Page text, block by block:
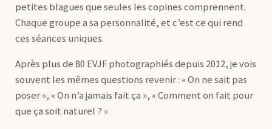
petites blagues que seules les copines comprennent.
Chaque groupe a sa personnalité, et c’est ce qui rend
ces séances uniques.
Après plus de 80 EVJF photographiés depuis 2012, je vois
souvent les mêmes questions revenir : « On ne sait pas
poser », « On n’a jamais fait ça », « Comment on fait pour
que ça soit naturel ? »